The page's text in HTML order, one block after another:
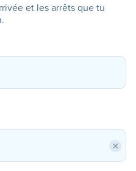
et les arrêts que tu
×